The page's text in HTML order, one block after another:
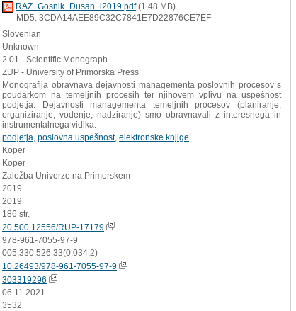
RAZ_Gosnik_Dusan_i2019.pdf(1,48 MB)
MD5: 3CDA14AEE89C32C7841E7D22876CE7EF
Slovenian
Unknown
2.01 - Scientific Monograph
ZUP - University of Primorska Press
Monografija obravnava dejavnosti managementa poslovnih procesov s
poudarkom na temeljnih procesih ter njihovem vplivu na uspešnost
podjetja. Dejavnosti managementa temeljnih procesov (planiranje,
organiziranje, vodenje, nadziranje) smo obravnavali z interesnega in
instrumentalnega vidika.
podjetja poslovna uspešnost, elektronske knjige
Koper
Koper
Založba Univerze na Primorskem
2019
2019
186 str.
20.500.12556/RUP-17179
978-961-7055-97-9
005:330.526.33(0.034.2)
10.26493/978-961-7055-97-9
303319296
06.11.2021
3532